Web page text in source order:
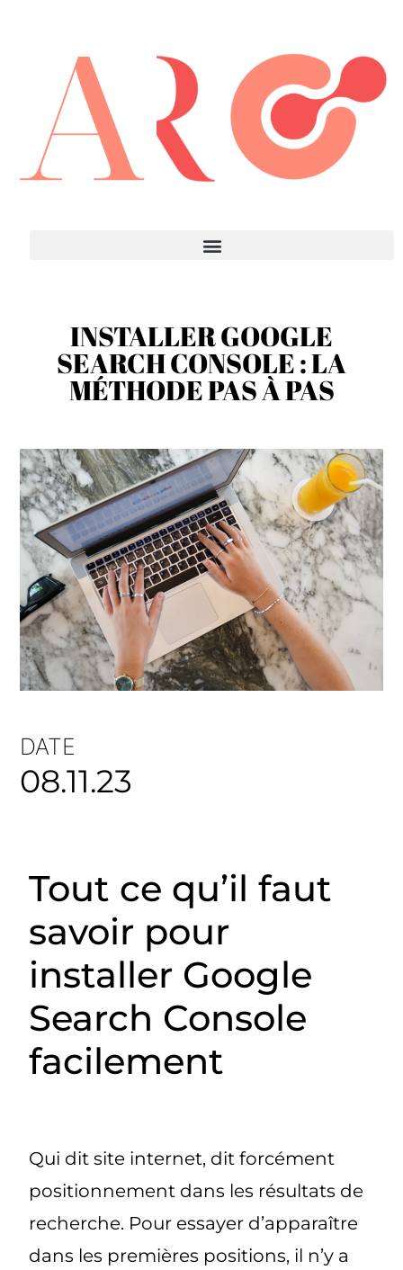
INSTALLER GOOGLE
SEARCH CONSOLE : LA
MÉTHODE PAS À PAS
DATE
08.11.23
Tout ce qu’il faut
savoir pour
installer Google
Search Console
facilement
Qui dit site internet, dit forcément
positionnement dans les résultats de
recherche. Pour essayer d’apparaître
dans les premières positions, il n’y a